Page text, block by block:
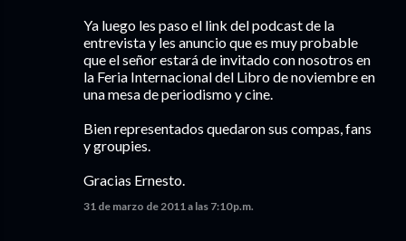
Ya luego les paso el link del podcast de la
entrevista y les anuncio que es muy probable
que el señor estará de invitado con nosotros en
la Feria Internacional del Libro de noviembre en
una mesa de periodismo y cine.
Bien representados quedaron sus compas, fans
y groupies.
Gracias Ernesto.
31 de marzo de 2011 a las 7:10 p.m.